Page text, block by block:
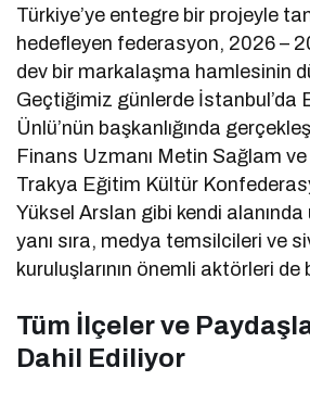
Türkiye’ye entegre bir projeyle
hedefleyen federasyon, 2026 –
dev bir markalaşma hamlesinin
Geçtiğimiz günlerde İstanbul’da
Ünlü’nün başkanlığında
Finans Uzmanı Metin Sağlam
Trakya Eğitim Kültür
Yüksel Arslan gibi kendi
yanı sıra, medya temsilcileri ve
kuruluşlarının önemli aktörleri
Tüm İlçeler ve
Dahil Ediliyor